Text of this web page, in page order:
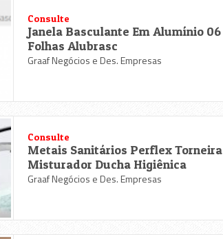
Consulte
Janela Basculante Em Alumínio 06
Folhas Alubrasc
Graaf Negócios e Des. Empresas
Consulte
Metais Sanitários Perflex Torneira
Misturador Ducha Higiênica
Graaf Negócios e Des. Empresas